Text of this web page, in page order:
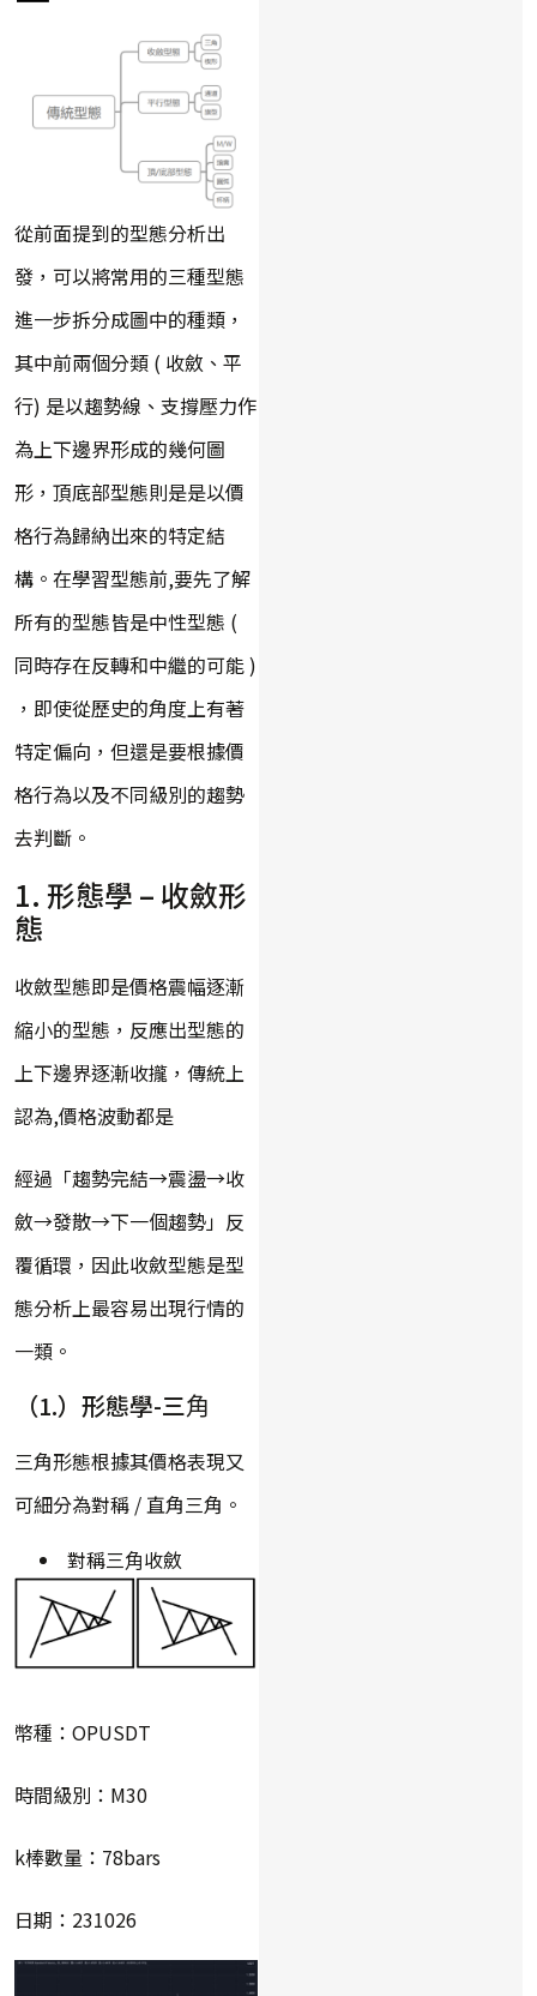
從前面提到的型態分析出
發，可以將常用的三種型態
進一步拆分成圖中的種類，
其中前兩個分類 ( 收斂、平
行) 是以趨勢線、支撐壓力作
為上下邊界形成的幾何圖
形，頂底部型態則是是以價
格行為歸納出來的特定結
構。在學習型態前,要先了解
所有的型態皆是中性型態 (
同時存在反轉和中繼的可能 )
，即使從歷史的角度上有著
特定偏向，但還是要根據價
格行為以及不同級別的趨勢
去判斷。
1. 形態學 – 收斂形
態
收斂型態即是價格震幅逐漸
縮小的型態，反應出型態的
上下邊界逐漸收攏，傳統上
認為,價格波動都是
經過「趨勢完結→震盪→收
斂→發散→下一個趨勢」反
覆循環，因此收斂型態是型
態分析上最容易出現行情的
一類。
（1.）形態學-三⾓
三角形態根據其價格表現又
可細分為對稱 / 直角三角。
對稱三⾓收斂
幣種：OPUSDT
時間級別：M30
k棒數量：78bars
日期：231026